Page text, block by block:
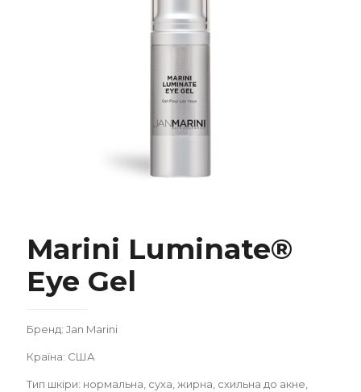
Marini Luminate®
Eye Gel
Бренд: Jan Marini
Країна: США
Тип шкіри: нормальна, суха, жирна, схильна до акне,
Marini Luminate® Eye Gel